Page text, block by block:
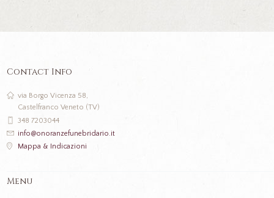
Contact Info
via Borgo Vicenza 58,
Castelfranco Veneto (TV)
348 7203044
info@onoranzefunebridario.it
Mappa & Indicazioni
Menu